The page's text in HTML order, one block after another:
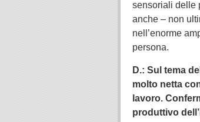
sensoriali delle
anche – non
nell’enorme
persona.
D.: Sul tema
molto netta
lavoro.
produttivo